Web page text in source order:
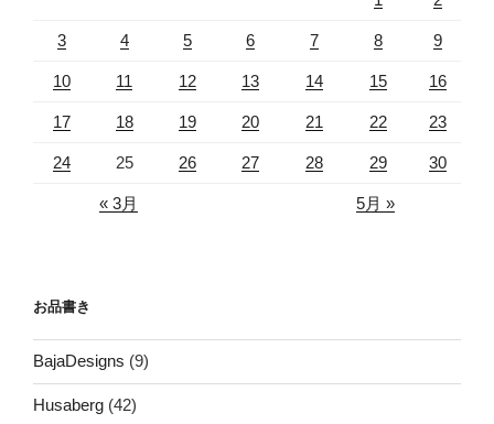
3 4 5 6 7 8 9
10 11 12 13 14 15 16
17 18 19 20 21 22 23
24 25 26 27 28 29 30
« 3月 5月 »
お品書き
BajaDesigns (9)
Husaberg (42)